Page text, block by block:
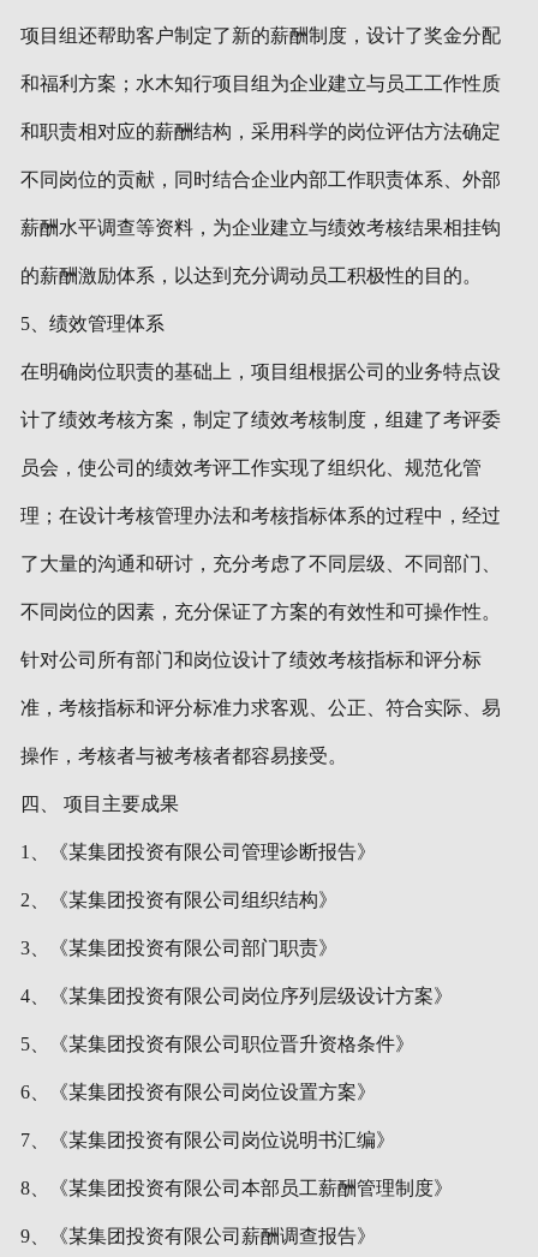
项目组还帮助客户制定了新的薪酬制度，设计了奖金分配
和福利方案；水木知行项目组为企业建立与员工工作性质
和职责相对应的薪酬结构，采用科学的岗位评估方法确定
不同岗位的贡献，同时结合企业内部工作职责体系、外部
薪酬水平调查等资料，为企业建立与绩效考核结果相挂钩
的薪酬激励体系，以达到充分调动员工积极性的目的。
5、绩效管理体系
在明确岗位职责的基础上，项目组根据公司的业务特点设
计了绩效考核方案，制定了绩效考核制度，组建了考评委
员会，使公司的绩效考评工作实现了组织化、规范化管
理；在设计考核管理办法和考核指标体系的过程中，经过
了大量的沟通和研讨，充分考虑了不同层级、不同部门、
不同岗位的因素，充分保证了方案的有效性和可操作性。
针对公司所有部门和岗位设计了绩效考核指标和评分标
准，考核指标和评分标准力求客观、公正、符合实际、易
操作，考核者与被考核者都容易接受。
四、 项目主要成果
1、《某集团投资有限公司管理诊断报告》
2、《某集团投资有限公司组织结构》
3、《某集团投资有限公司部门职责》
4、《某集团投资有限公司岗位序列层级设计方案》
5、《某集团投资有限公司职位晋升资格条件》
6、《某集团投资有限公司岗位设置方案》
7、《某集团投资有限公司岗位说明书汇编》
8、《某集团投资有限公司本部员工薪酬管理制度》
9、《某集团投资有限公司薪酬调查报告》